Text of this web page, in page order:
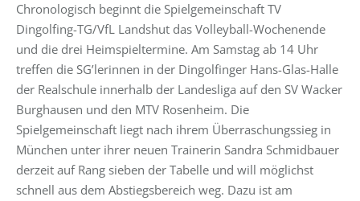
Chronologisch beginnt die Spielgemeinschaft TV
Dingolfing-TG/VfL Landshut das Volleyball-Wochenende
und die drei Heimspieltermine. Am Samstag ab 14 Uhr
treffen die SG’lerinnen in der Dingolfinger Hans-Glas-Halle
der Realschule innerhalb der Landesliga auf den SV Wacker
Burghausen und den MTV Rosenheim. Die
Spielgemeinschaft liegt nach ihrem Überraschungssieg in
München unter ihrer neuen Trainerin Sandra Schmidbauer
derzeit auf Rang sieben der Tabelle und will möglichst
schnell aus dem Abstiegsbereich weg. Dazu ist am